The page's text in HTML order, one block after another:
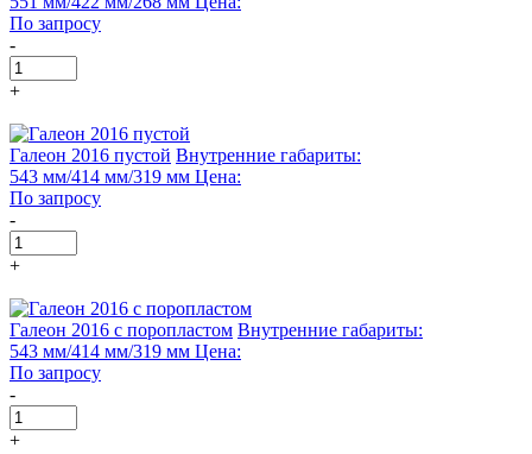
По запросу
-
+
Галеон 2016 пустой Внутренние габариты:
543 мм/414 мм/319 мм Цена:
По запросу
-
+
Галеон 2016 с поропластом Внутренние габариты:
543 мм/414 мм/319 мм Цена:
По запросу
-
+